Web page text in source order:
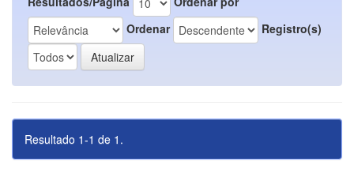
Ordenar
Registro(s)
Resultado 1-1 de 1.